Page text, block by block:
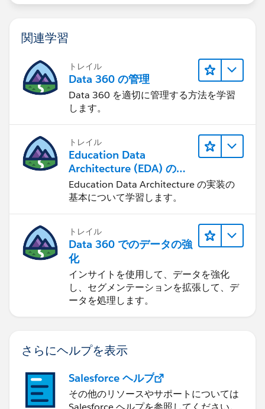
関連学習
トレイル
Data 360 の管理
Data 360 を適切に管理する方法を学習
します。
トレイル
Education Data
Architecture (EDA) の管
理
Education Data Architecture の実装の
基本について学習します。
トレイル
Data 360 でのデータの強
化
インサイトを使用して、データを強化
し、セグメンテーションを拡張して、デ
ータを処理します。
さらにヘルプを表示
Salesforce ヘルプ
その他のリソースやサポートについては